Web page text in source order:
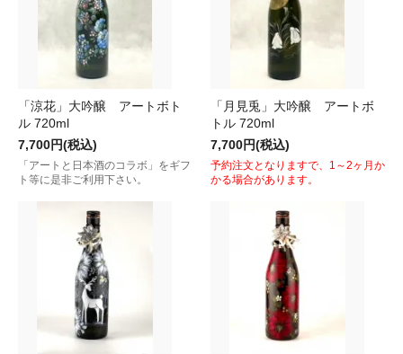
「涼花」大吟醸 アートボト
ル 720ml
7,700円(税込)
「アートと日本酒のコラボ」をギフ
ト等に是非ご利用下さい。
「月見兎」大吟醸 アートボ
トル 720ml
7,700円(税込)
予約注文となりますで、1～2ヶ月か
かる場合があります。